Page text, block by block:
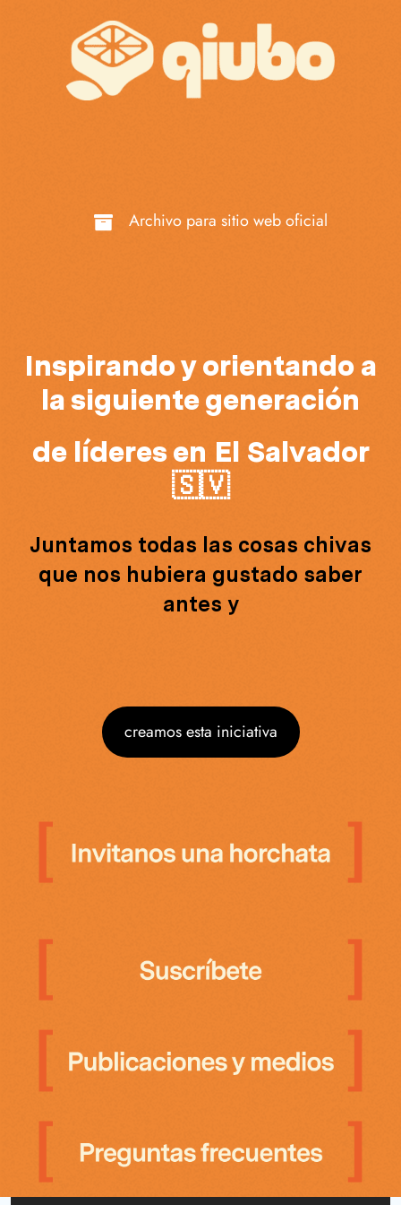
Archivo para sitio web oficial
Inspirando y orientando a
la siguiente generación
de líderes en El Salvador
🇸🇻
Juntamos todas las cosas chivas
que nos hubiera gustado saber
antes y
creamos esta iniciativa